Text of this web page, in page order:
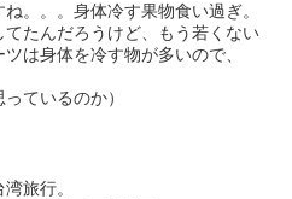
。。。身体冷す果物食い過ぎ。
たんだろうけど、もう若くない
は身体を冷す物が多いので、
ているのか）
旅行。